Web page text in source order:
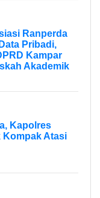
Ranperda
Pribadi,
Kampar
Akademik
Kapolres
Kompak Atasi